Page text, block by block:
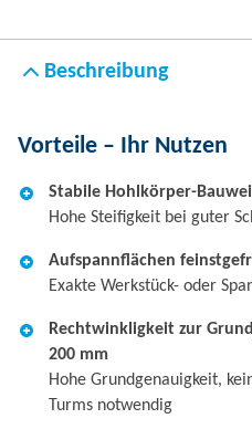
Beschreibung
Vorteile – Ihr Nutzen
Stabile Hohlkörper-
Hohe Steifigkeit bei guter
Aufspannflächen
Exakte Werkstück- oder
Rechtwinkligkeit zur
200 mm
Hohe Grundgenauigkeit,
Turms notwendig